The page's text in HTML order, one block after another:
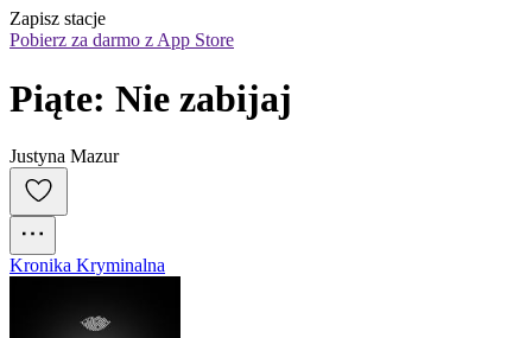
Zapisz stacje
Pobierz za darmo z App Store
Piąte: Nie zabijaj
Justyna Mazur
Kronika Kryminalna